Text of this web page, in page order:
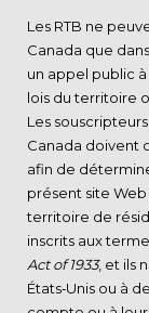
Les RTB ne
Canada que
un appel public
lois du territoire
Les
Canada doivent
afin de
présent site
territoire de
inscrits aux
Act of 1933, et ils
États‑Unis ou à